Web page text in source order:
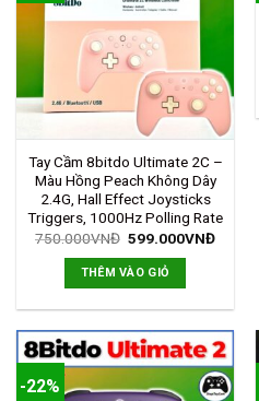
Tay Cầm 8bitdo Ultimate 2C –
Màu Hồng Peach Không Dây
2.4G, Hall Effect Joysticks
Triggers, 1000Hz Polling Rate
750.000VNĐ 599.000VNĐ
THÊM VÀO GIỎ
-22%